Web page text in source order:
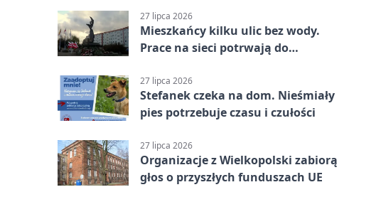
27 lipca 2026
Mieszkańcy kilku ulic bez wody.
Prace na sieci potrwają do
27 lipca 2026
Stefanek czeka na dom. Nieśmiały
pies potrzebuje czasu i czułości
27 lipca 2026
Organizacje z Wielkopolski zabiorą
głos o przyszłych funduszach UE